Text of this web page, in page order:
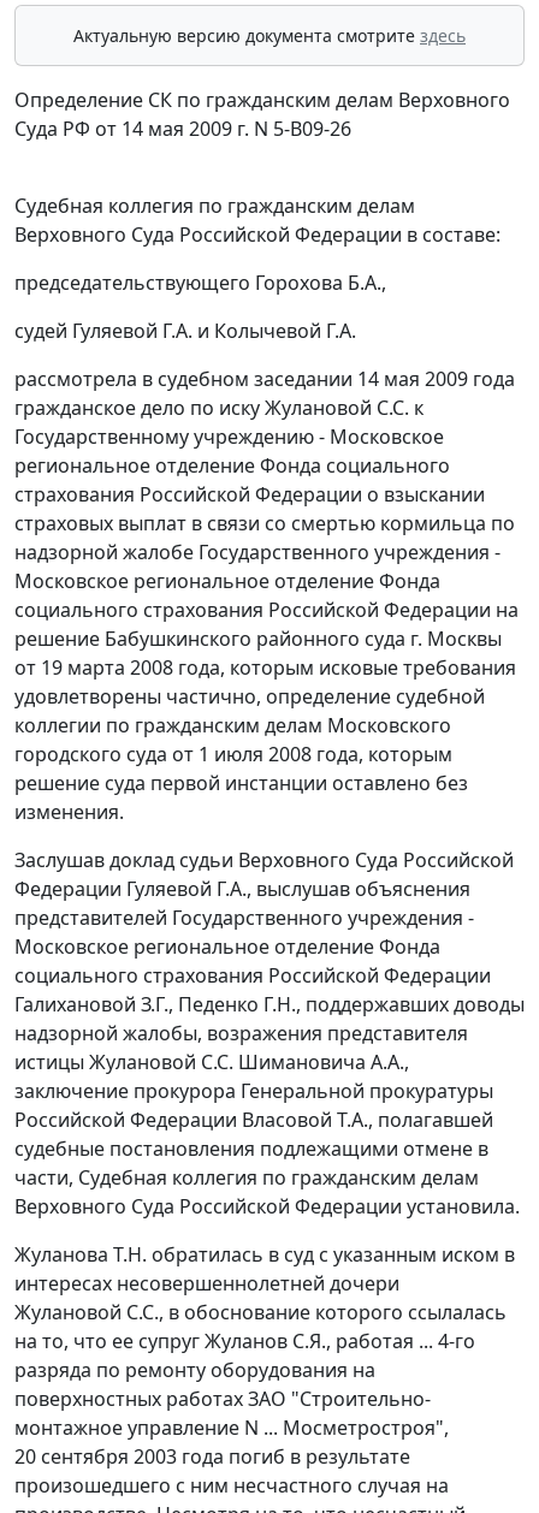
Актуальную версию документа смотрите здесь
Определение СК по гражданским делам Верховного
Суда РФ от 14 мая 2009 г. N 5-В09-26
Судебная коллегия по гражданским делам
Верховного Суда Российской Федерации в составе:
председательствующего Горохова Б.А.,
судей Гуляевой Г.А. и Колычевой Г.А.
рассмотрела в судебном заседании 14 мая 2009 года
гражданское дело по иску Жулановой С.С. к
Государственному учреждению - Московское
региональное отделение Фонда социального
страхования Российской Федерации о взыскании
страховых выплат в связи со смертью кормильца по
надзорной жалобе Государственного учреждения -
Московское региональное отделение Фонда
социального страхования Российской Федерации на
решение Бабушкинского районного суда г. Москвы
от 19 марта 2008 года, которым исковые требования
удовлетворены частично, определение судебной
коллегии по гражданским делам Московского
городского суда от 1 июля 2008 года, которым
решение суда первой инстанции оставлено без
изменения.
Заслушав доклад судьи Верховного Суда Российской
Федерации Гуляевой Г.А., выслушав объяснения
представителей Государственного учреждения -
Московское региональное отделение Фонда
социального страхования Российской Федерации
Галихановой З.Г., Педенко Г.Н., поддержавших доводы
надзорной жалобы, возражения представителя
истицы Жулановой С.С. Шимановича А.А.,
заключение прокурора Генеральной прокуратуры
Российской Федерации Власовой Т.А., полагавшей
судебные постановления подлежащими отмене в
части, Судебная коллегия по гражданским делам
Верховного Суда Российской Федерации установила.
Жуланова Т.Н. обратилась в суд с указанным иском в
интересах несовершеннолетней дочери
Жулановой С.С., в обоснование которого ссылалась
на то, что ее супруг Жуланов С.Я., работая ... 4-го
разряда по ремонту оборудования на
поверхностных работах ЗАО "Строительно-
монтажное управление N ... Мосметростроя",
20 сентября 2003 года погиб в результате
произошедшего с ним несчастного случая на